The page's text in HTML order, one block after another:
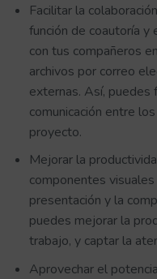
Facilitar la
función de coautoría
con tus compañeros
archivos por correo
externas. Así, puedes
comunicación entre
proyecto.
Mejorar la
componentes
presentación y la
puedes mejorar la
trabajo, y captar la
Aprovechar el